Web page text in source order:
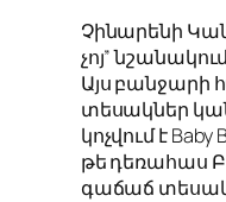
Չինարենի
չոյ”
Այս բանջարի
տեսակներ
կոչվում է
թե դեռահաս
գաճաճ